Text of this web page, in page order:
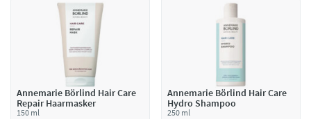
Annemarie Börlind Hair Care
Repair Haarmasker
150 ml
Annemarie Börlind Hair Care
Hydro Shampoo
250 ml